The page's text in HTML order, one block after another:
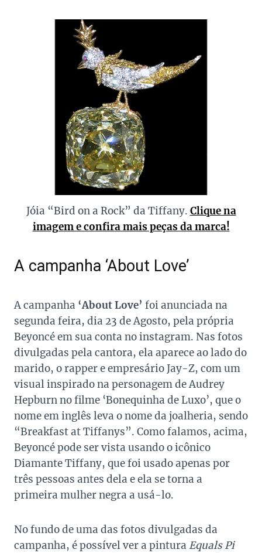
Jóia “Bird on a Rock” da Tiffany. Clique na
imagem e confira mais peças da marca!
A campanha ‘About Love’
A campanha ‘About Love’ foi anunciada na
segunda feira, dia 23 de Agosto, pela própria
Beyoncé em sua conta no instagram. Nas fotos
divulgadas pela cantora, ela aparece ao lado do
marido, o rapper e empresário Jay-Z, com um
visual inspirado na personagem de Audrey
Hepburn no filme ‘Bonequinha de Luxo’, que o
nome em inglês leva o nome da joalheria, sendo
“Breakfast at Tiffanys”. Como falamos, acima,
Beyoncé pode ser vista usando o icônico
Diamante Tiffany, que foi usado apenas por
três pessoas antes dela e ela se torna a
primeira mulher negra a usá-lo.
No fundo de uma das fotos divulgadas da
campanha, é possível ver a pintura Equals Pi